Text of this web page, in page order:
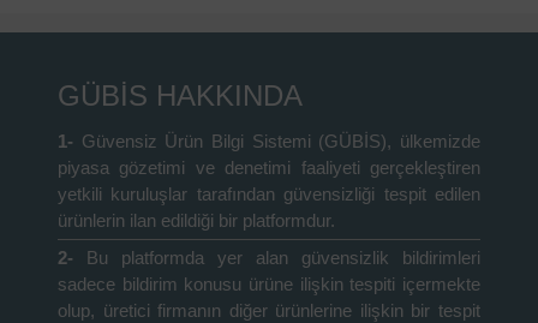
GÜBİS HAKKINDA
1- Güvensiz Ürün Bilgi Sistemi (GÜBİS), ülkemizde
piyasa gözetimi ve denetimi faaliyeti gerçekleştiren
yetkili kuruluşlar tarafından güvensizliği tespit edilen
ürünlerin ilan edildiği bir platformdur.
2-
Bu platformda yer alan güvensizlik bildirimleri
sadece bildirim konusu ürüne ilişkin tespiti içermekte
olup, üretici firmanın diğer ürünlerine ilişkin bir tespit